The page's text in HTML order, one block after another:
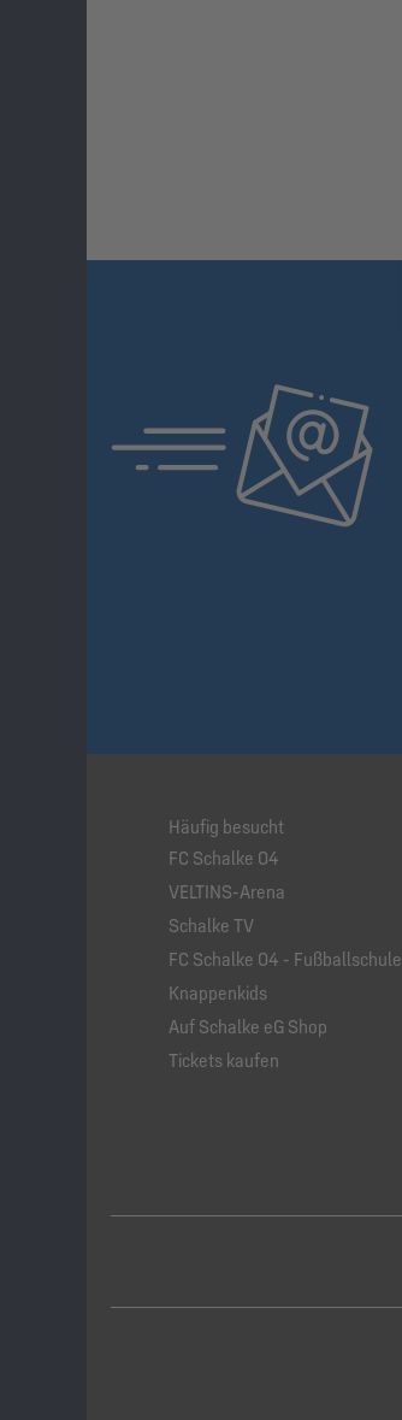
Häufig besucht
FC Schalke 04
VELTINS-Arena
Schalke TV
FC Schalke 04 - Fußballschule
Knappenkids
Auf Schalke eG Shop
Tickets kaufen